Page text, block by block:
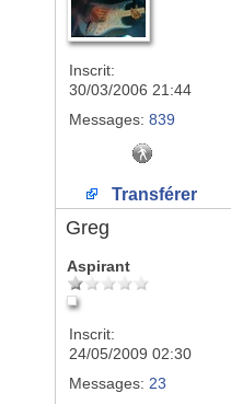
Inscrit:
30/03/2006 21:44
Messages: 839
Transférer
Greg
Aspirant
Inscrit:
24/05/2009 02:30
Messages: 23